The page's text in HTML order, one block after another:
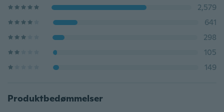
2,579
641
298
105
149
Produktbedømmelser